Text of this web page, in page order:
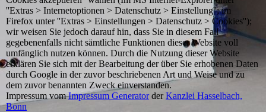
''Extras > Internetoptionen > Datenschutz > Einstellung''; im
Firefox unter ''Extras > Einstellungen > Datenschutz > Cookies'');
wir weisen Sie jedoch darauf hin, dass Sie in diesem Fall
gegebenenfalls nicht sämtliche Funktionen dieser Website voll
umfänglich nutzen können. Durch die Nutzung dieser Website
erklären Sie sich mit der Bearbeitung der über Sie erhobenen Daten
durch Google in der zuvor beschriebenen Art und Weise und zu
dem zuvor benannten Zweck einverstanden.
Impressum vomImpressum GeneratorderKanzlei Hasselbach,
Bonn